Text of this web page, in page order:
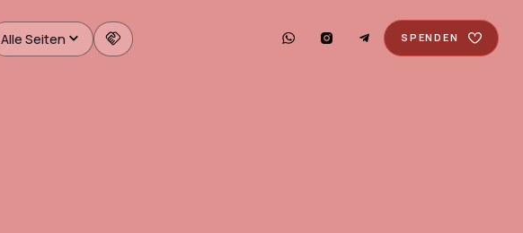
Alle Seiten SPENDEN